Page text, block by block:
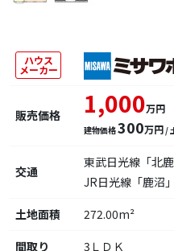
ハウス
メーカー
販売価格 1,000万円
建物価格300万円 /
交通
東武日光線「北
JR日光線「鹿沼
土地面積
272.00m²
間取り
3ＬＤＫ